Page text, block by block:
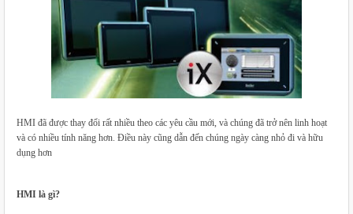
HMI đã được thay đổi rất nhiều theo các yêu cầu mới, và chúng đã trở nên linh hoạt
và có nhiều tính năng hơn. Điều này cũng dẫn đến chúng ngày càng nhỏ đi và hữu
dụng hơn
HMI là gì?